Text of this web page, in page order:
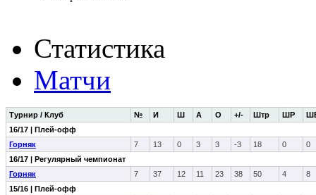
Статистика
Матчи
Турнир / Клуб № И Ш А О +/- Штр ШР
16/17 | Плей-офф
Горняк
7 13 0 3 3 -3 18 0
0
16/17 | Регулярный чемпионат
Горняк
7 37 12 11 23 38 50 4
8
15/16 | Плей-офф